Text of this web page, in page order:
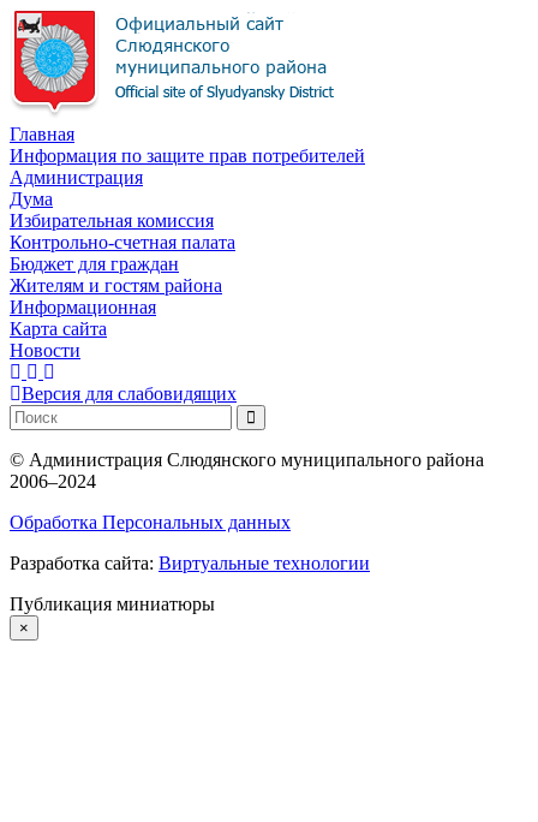
Главная
Информация по защите прав потребителей
Администрация
Дума
Избирательная комиссия
Контрольно-счетная палата
Бюджет для граждан
Жителям и гостям района
Информационная
Карта сайта
Новости
Версия для слабовидящих
© Администрация Слюдянского муниципального района
2006–2024
Обработка Персональных данных
Разработка сайта: Виртуальные технологии
Публикация миниатюры
×